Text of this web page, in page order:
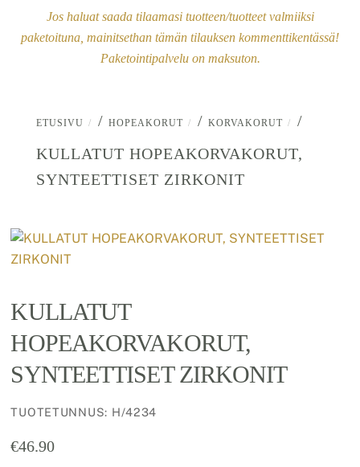
Jos haluat saada tilaamasi tuotteen/tuotteet valmiiksi
paketoituna, mainitsethan tämän tilauksen kommenttikentässä!
Paketointipalvelu on maksuton.
ETUSIVU / HOPEAKORUT / KORVAKORUT
/
KULLATUT HOPEAKORVAKORUT,
SYNTEETTISET ZIRKONIT
KULLATUT
HOPEAKORVAKORUT,
SYNTEETTISET ZIRKONIT
TUOTETUNNUS: H/4234
€46.90